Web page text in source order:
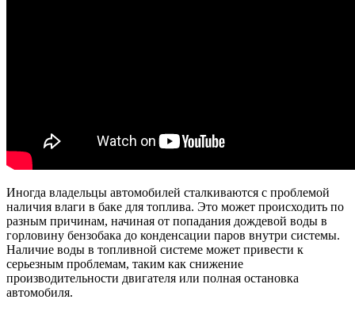
Иногда владельцы автомобилей сталкиваются с проблемой
наличия влаги в баке для топлива. Это может происходить по
разным причинам, начиная от попадания дождевой воды в
горловину бензобака до конденсации паров внутри системы.
Наличие воды в топливной системе может привести к
серьезным проблемам, таким как снижение
производительности двигателя или полная остановка
автомобиля.